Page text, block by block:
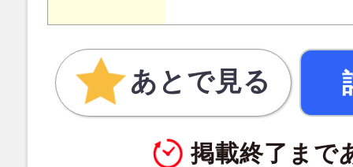
あとで見る
掲載終了まで